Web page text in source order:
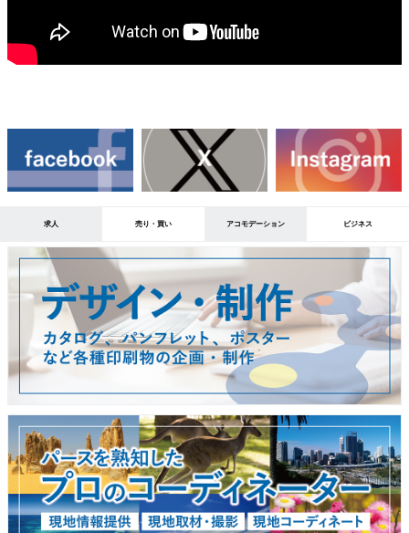
求人 売り・買い アコモデーション ビジネス